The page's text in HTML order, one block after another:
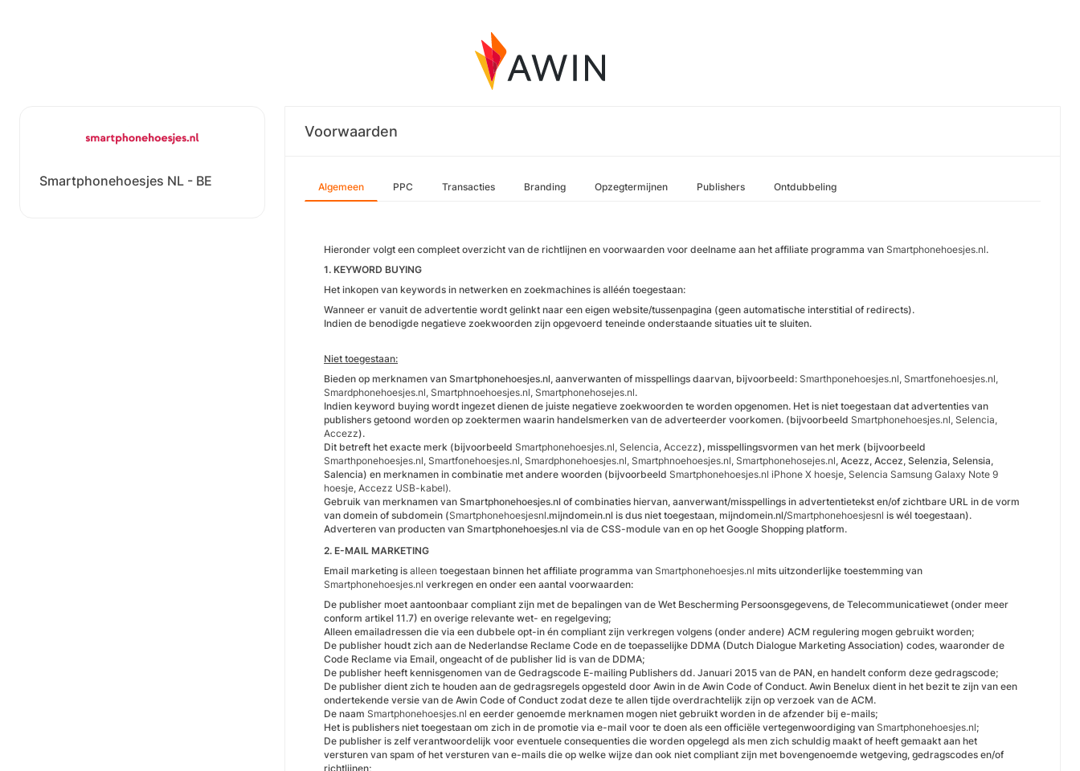
Smartphonehoesjes NL - BE
Voorwaarden
Algemeen PPC Transacties Branding Opzegtermijnen Publishers Ontdubbeling
Hieronder volgt een compleet overzicht van de richtlijnen en voorwaarden voor deelname aan het affiliate programma van Smartphonehoesjes.nl.
1. KEYWORD BUYING
Het inkopen van keywords in netwerken en zoekmachines is alléén toegestaan:
Wanneer er vanuit de advertentie wordt gelinkt naar een eigen website/tussenpagina (geen automatische interstitial of redirects).
Indien de benodigde negatieve zoekwoorden zijn opgevoerd teneinde onderstaande situaties uit te sluiten.
Niet toegestaan:
Bieden op merknamen van Smartphonehoesjes.nl, aanverwanten of misspellings daarvan, bijvoorbeeld: Smarthponehoesjes.nl, Smartfonehoesjes.nl,
Smardphonehoesjes.nl, Smartphnoehoesjes.nl, Smartphonehosejes.nl.
Indien keyword buying wordt ingezet dienen de juiste negatieve zoekwoorden te worden opgenomen. Het is niet toegestaan dat advertenties van
publishers getoond worden op zoektermen waarin handelsmerken van de adverteerder voorkomen. (bijvoorbeeld Smartphonehoesjes.nl, Selencia,
Accezz).
Dit betreft het exacte merk (bijvoorbeeld Smartphonehoesjes.nl, Selencia, Accezz), misspellingsvormen van het merk (bijvoorbeeld
Smarthponehoesjes.nl, Smartfonehoesjes.nl, Smardphonehoesjes.nl, Smartphnoehoesjes.nl, Smartphonehosejes.nl, Acezz, Accez, Selenzia, Selensia,
Salencia) en merknamen in combinatie met andere woorden (bijvoorbeeld Smartphonehoesjes.nl iPhone X hoesje, Selencia Samsung Galaxy Note 9
hoesje, Accezz USB-kabel).
Gebruik van merknamen van Smartphonehoesjes.nl of combinaties hiervan, aanverwant/misspellings in advertentietekst en/of zichtbare URL in de vorm
van domein of subdomein (Smartphonehoesjesnl.mijndomein.nl is dus niet toegestaan, mijndomein.nl/Smartphonehoesjesnl is wél toegestaan).
Adverteren van producten van Smartphonehoesjes.nl via de CSS-module van en op het Google Shopping platform.
2. E-MAIL MARKETING
Email marketing is alleen toegestaan binnen het affiliate programma van Smartphonehoesjes.nl mits uitzonderlijke toestemming van
Smartphonehoesjes.nl verkregen en onder een aantal voorwaarden:
De publisher moet aantoonbaar compliant zijn met de bepalingen van de Wet Bescherming Persoonsgegevens, de Telecommunicatiewet (onder meer
conform artikel 11.7) en overige relevante wet- en regelgeving;
Alleen emailadressen die via een dubbele opt-in én compliant zijn verkregen volgens (onder andere) ACM regulering mogen gebruikt worden;
De publisher houdt zich aan de Nederlandse Reclame Code en de toepasselijke DDMA (Dutch Dialogue Marketing Association) codes, waaronder de
Code Reclame via Email, ongeacht of de publisher lid is van de DDMA;
De publisher heeft kennisgenomen van de Gedragscode E-mailing Publishers dd. Januari 2015 van de PAN, en handelt conform deze gedragscode;
De publisher dient zich te houden aan de gedragsregels opgesteld door Awin in de Awin Code of Conduct. Awin Benelux dient in het bezit te zijn van een
ondertekende versie van de Awin Code of Conduct zodat deze te allen tijde overdrachtelijk zijn op verzoek van de ACM.
De naam Smartphonehoesjes.nl en eerder genoemde merknamen mogen niet gebruikt worden in de afzender bij e-mails;
Het is publishers niet toegestaan om zich in de promotie via e-mail voor te doen als een officiële vertegenwoordiging van Smartphonehoesjes.nl;
De publisher is zelf verantwoordelijk voor eventuele consequenties die worden opgelegd als men zich schuldig maakt of heeft gemaakt aan het
versturen van spam of het versturen van e-mails die op welke wijze dan ook niet compliant zijn met bovengenoemde wetgeving, gedragscodes en/of
richtlijnen;